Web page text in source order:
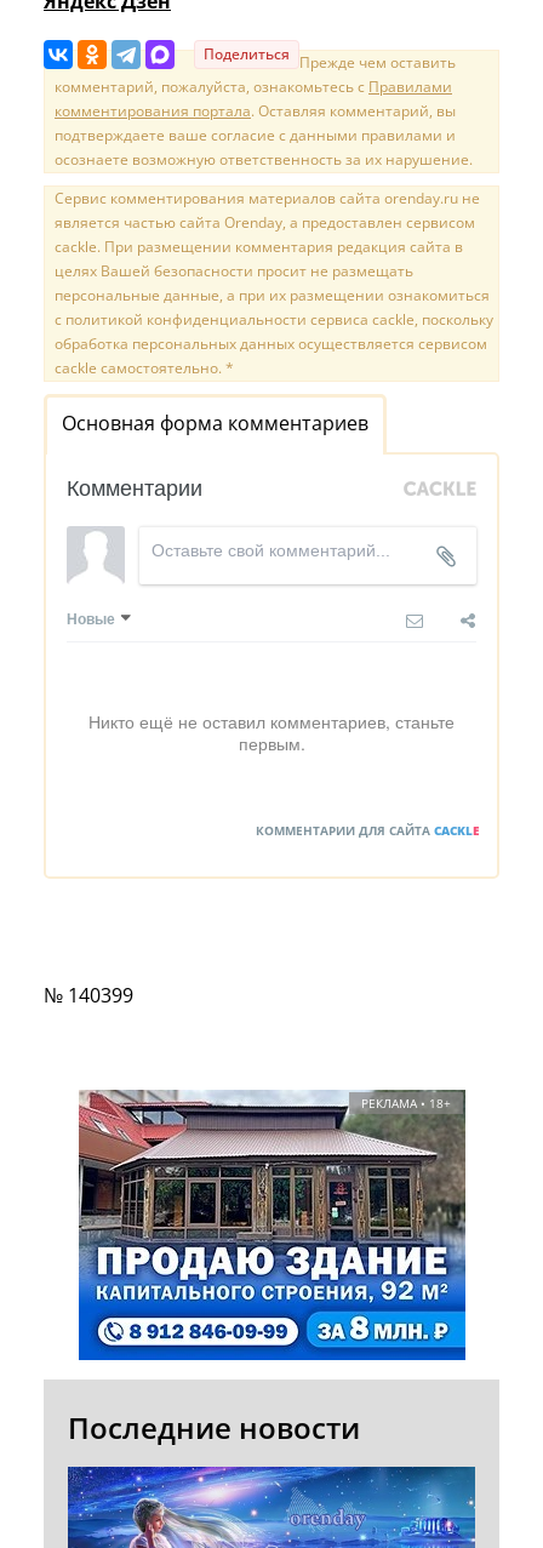
Поделиться Прежде чем оставить
комментарий, пожалуйста, ознакомьтесь с Правилами
комментирования портала. Оставляя комментарий, вы
подтверждаете ваше согласие с данными правилами и
осознаете возможную ответственность за их нарушение.
Сервис комментирования материалов сайта orenday.ru не
является частью сайта Orenday, а предоставлен сервисом
cackle. При размещении комментария редакция сайта в
целях Вашей безопасности просит не размещать
персональные данные, а при их размещении ознакомиться
с политикой конфиденциальности сервиса cackle, поскольку
обработка персональных данных осуществляется сервисом
cackle самостоятельно. *
Основная форма комментариев
Комментарии
Новые
Никто ещё не оставил комментариев, станьте
первым.
КОММЕНТАРИИ ДЛЯ САЙТА CACKLE
№ 140399
РЕКЛАМА • 18+
Последние новости